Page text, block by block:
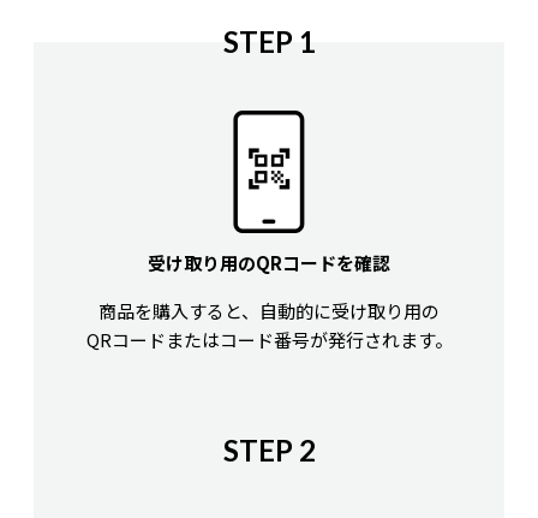
STEP 1
受け取り用のQRコードを確認
商品を購入すると、自動的に受け取り用の
QRコードまたはコード番号が発行されます。
STEP 2